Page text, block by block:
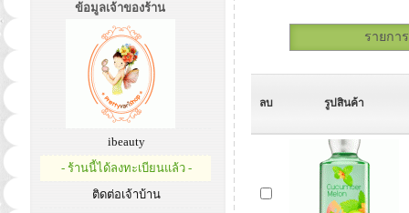
ข้อมูลเจ้าของร้าน
ibeauty
- ร้านนี้ได้ลงทะเบียนแล้ว -
ติดต่อเจ้าบ้าน
รายกา
ลบ รูปสินค้า